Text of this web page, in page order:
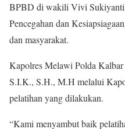
BPBD di wakili Vivi
Pencegahan dan
dan masyarakat.
Kapolres Melawi Polda
S.I.K., S.H., M.H melalui
pelatihan yang dilakukan.
“Kami menyambut baik